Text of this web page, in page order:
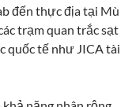
đến thực địa tại Mù
trạm quan trắc sạt
quốc tế như JICA tài